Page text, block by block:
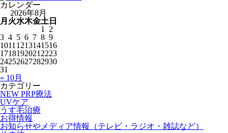
カレンダー
2026年8月
月 火水木金土 日
1
2
3 4 5 6 7 8 9
1011 1213141516
1718192021 2223
24252627282930
31
« 10月
カテゴリー
NEW PRP療法
UVケア
うす毛治療
お得情報
お知らせやメディア情報（テレビ・ラジオ・雑誌など）